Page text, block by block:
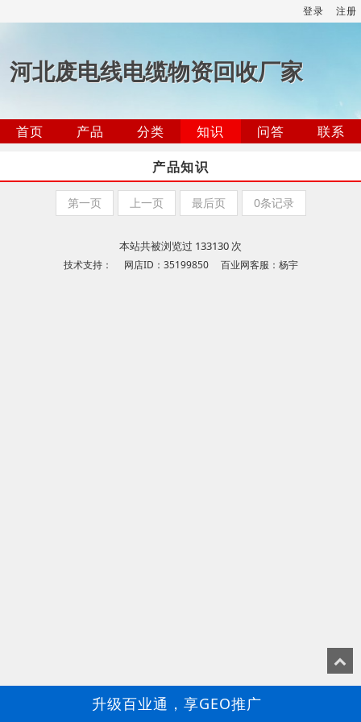
登录 注册
河北废电线电缆物资回收厂家
首页 产品 分类 知识 问答
联系
产品知识
第一页 上一页 最后页 0条记录
本站共被浏览过 133130 次
技术支持： 网店ID：35199850 百业网客服：杨宇
升级百业通，享GEO推广